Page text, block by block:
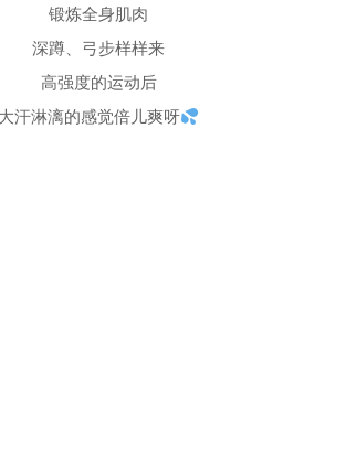
锻炼全身肌肉
深蹲、弓步样样来
高强度的运动后
大汗淋漓的感觉倍儿爽呀